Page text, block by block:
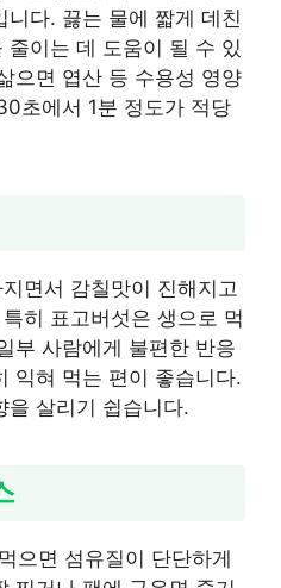
다. 끓는 물에 짧게 데친
이는 데 도움이 될 수 있
으면 엽산 등 수용성 영양
초에서 1분 정도가 적당
면서 감칠맛이 진해지고
히 표고버섯은 생으로 먹
부 사람에게 불편한 반응
익혀 먹는 편이 좋습니다.
을 살리기 쉽습니다.
으면 섬유질이 단단하게